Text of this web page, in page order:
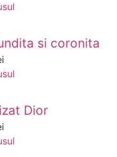
si coronita
Dior